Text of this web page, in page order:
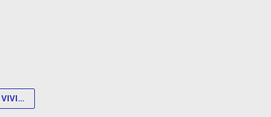
LEY ESTATAL DE VIVIENDA